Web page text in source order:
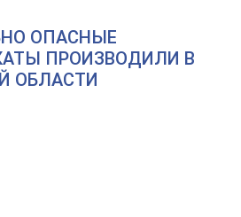
ОПАСНЫЕ
ПРОИЗВОДИЛИ В
ОБЛАСТИ